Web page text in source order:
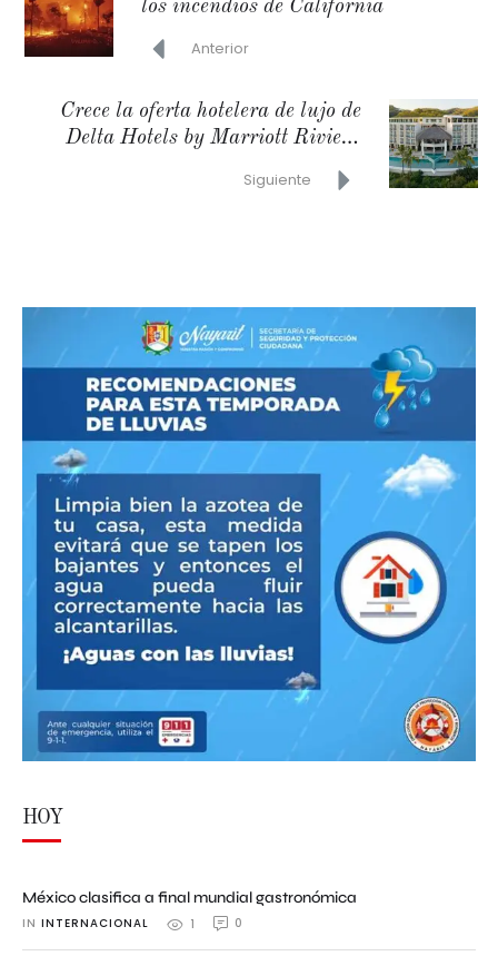
los incendios de California
Anterior
Crece la oferta hotelera de lujo de
Delta Hotels by Marriott Riviera
Siguiente
HOY
México clasifica a final mundial gastronómica
IN INTERNACIONAL 1 0